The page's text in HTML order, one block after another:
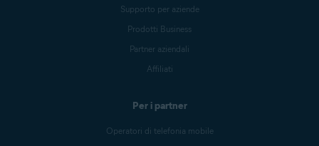
Supporto per aziende
Prodotti Business
Partner aziendali
Affiliati
Per i partner
Operatori di telefonia mobile